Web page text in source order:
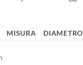
MISURA DIAMETRO